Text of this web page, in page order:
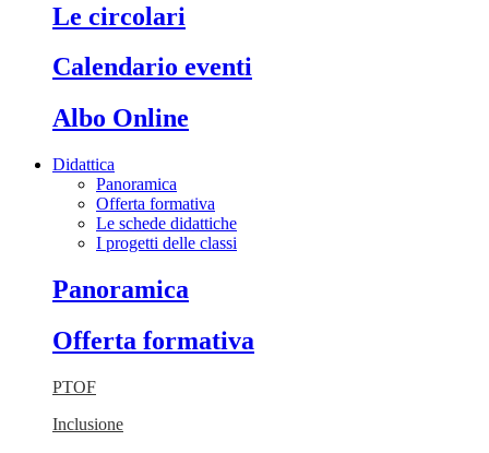
Le circolari
Calendario eventi
Albo Online
Didattica
Panoramica
Offerta formativa
Le schede didattiche
I progetti delle classi
Panoramica
Offerta formativa
PTOF
Inclusione